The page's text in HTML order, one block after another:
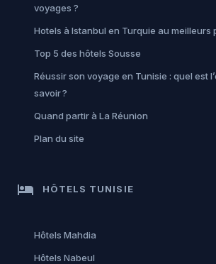
voyages ?
Hotels à Istanbul en Turquie au meilleurs
Top 5 des hôtels Sousse
Réussir son voyage en Tunisie : quel est
savoir ?
Quand partir à La Réunion
Plan du site
hotel HÔTELS TUNISIE
Hôtels Mahdia
Hôtels Nabeul